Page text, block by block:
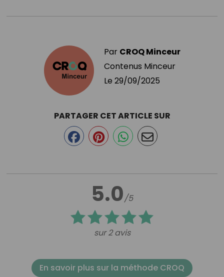
Par CROQ Minceur
Contenus Minceur
Le 29/09/2025
5.0/5
sur 2 avis
PARTAGER CET ARTICLE SUR
En savoir plus sur la méthode CROQ